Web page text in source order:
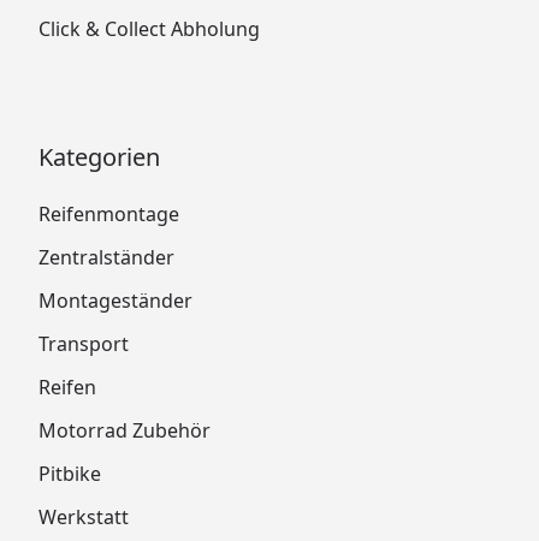
Click & Collect Abholung
Kategorien
Reifenmontage
Zentralständer
Montageständer
Transport
Reifen
Motorrad Zubehör
Pitbike
Werkstatt